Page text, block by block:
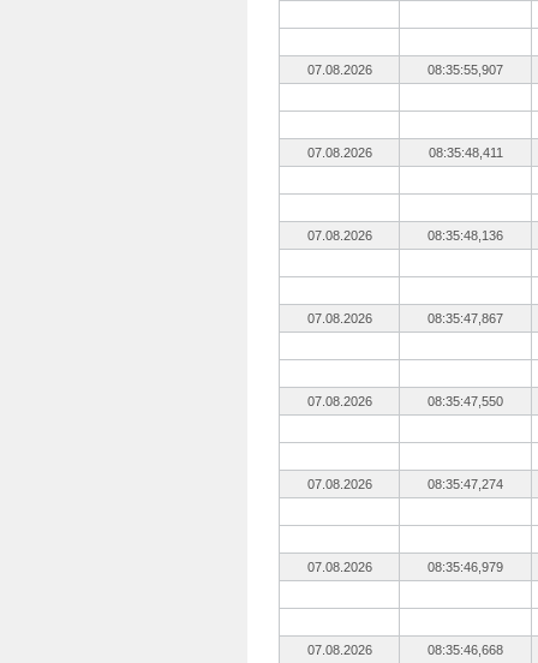
07.08.2026 08:35:55,907
07.08.2026 08:35:48,411
07.08.2026 08:35:48,136
07.08.2026 08:35:47,867
07.08.2026 08:35:47,550
07.08.2026 08:35:47,274
07.08.2026 08:35:46,979
07.08.2026 08:35:46,668